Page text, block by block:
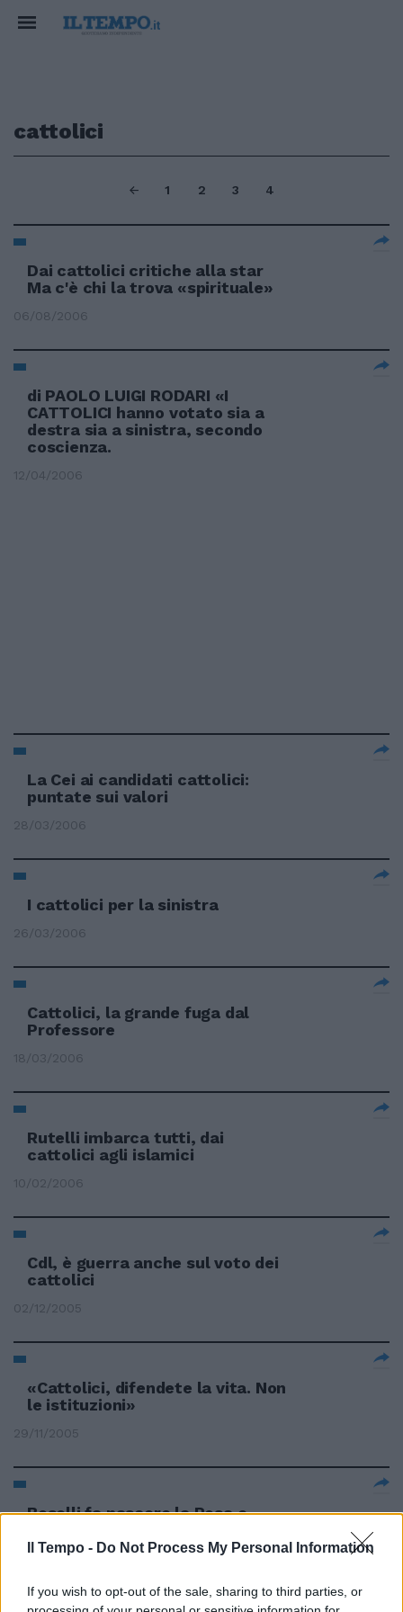
Il Tempo - Do Not Process My Personal Information
If you wish to opt-out of the sale, sharing to third parties, or
cattolici
1 2 3 4
Dai cattolici critiche alla star
Ma c'è chi la trova «spirituale»
06/08/2006
di PAOLO LUIGI RODARI «I
CATTOLICI hanno votato sia a
destra sia a sinistra, secondo
coscienza.
12/04/2006
La Cei ai candidati cattolici:
puntate sui valori
28/03/2006
I cattolici per la sinistra
26/03/2006
Cattolici, la grande fuga dal
Professore
18/03/2006
Rutelli imbarca tutti, dai
cattolici agli islamici
10/02/2006
Cdl, è guerra anche sul voto dei
cattolici
02/12/2005
«Cattolici, difendete la vita. Non
le istituzioni»
29/11/2005
Boselli fa nascere la Rosa e
30/10/2005